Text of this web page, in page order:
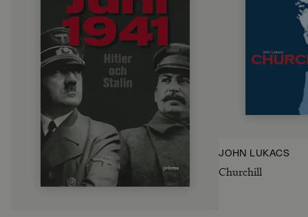
JOHN LUKACS
Churchill